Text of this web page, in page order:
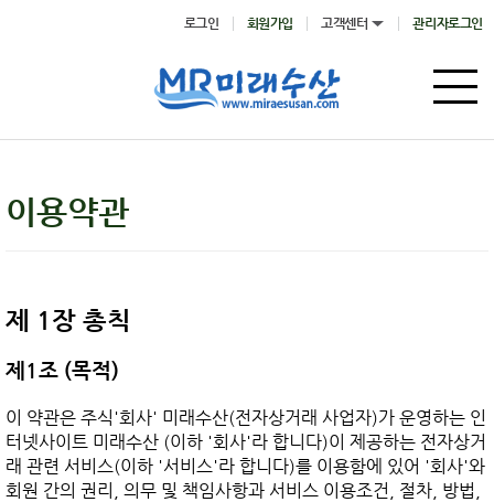
로그인 회원가입 고객센터 관리자로그인
이용약관
제 1장 총칙
제1조 (목적)
이 약관은 주식'회사' 미래수산(전자상거래 사업자)가 운영하는 인
터넷사이트 미래수산 (이하 '회사'라 합니다)이 제공하는 전자상거
래 관련 서비스(이하 '서비스'라 합니다)를 이용함에 있어 '회사'와
회원 간의 권리, 의무 및 책임사항과 서비스 이용조건, 절차, 방법,